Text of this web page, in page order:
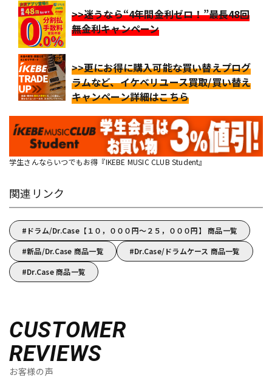
>>迷うなら“4年間金利ゼロ！”最長48回
無金利キャンペーン
>>更にお得に購入可能な買い替えプログ
ラムなど、イケベリユース買取/買い替え
キャンペーン詳細はこちら
学生さんならいつでもお得『IKEBE MUSIC CLUB Student』
関連リンク
ドラム/Dr.Case【１０，０００円～２５，０００円】 商品一覧
新品/Dr.Case 商品一覧
Dr.Case/ドラムケース 商品一覧
Dr.Case 商品一覧
CUSTOMER
REVIEWS
お客様の声